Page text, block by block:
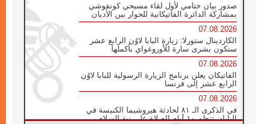
صدور بيان ختامي لأول لقاء مسيحي كونفوشي
بمشاركة الدائرة الفاتيكانية للحوار بين الأديان
07.08.2026
الكاردينال ستورلا: زيارة البابا لاوُن الرابع عشر
ستكون بشرى سارة للأوروغواي بأكملها
07.08.2026
الفاتيكان يعلن برنامج الزيارة الرسولية للبابا لاوُن
الرابع عشر إلى فرنسا
07.08.2026
في الذكرى الـ ٨١ لحادثة هيروشيما الكنيسة في
اليابان تنظم ١٠ أيام للصلاة على نية السلام